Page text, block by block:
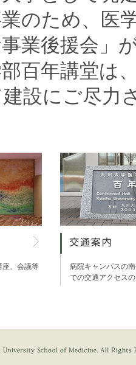
のため、医
業後援会」
百年講堂は
設にご尽力
座、会議等
病院キャンパスの
での交通アクセス